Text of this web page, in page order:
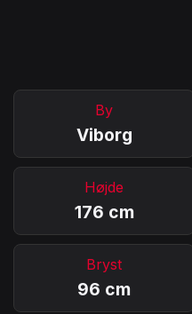
By
Viborg
Højde
176 cm
Bryst
96 cm